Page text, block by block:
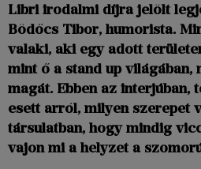
Libri irodalmi díjra jelölt
Bödőcs Tibor, humorista.
valaki, aki egy adott
mint ő a stand up világában,
magát. Ebben az interjúban,
esett arról, milyen szerepet
társulatban, hogy mindig
vajon mi a helyzet a